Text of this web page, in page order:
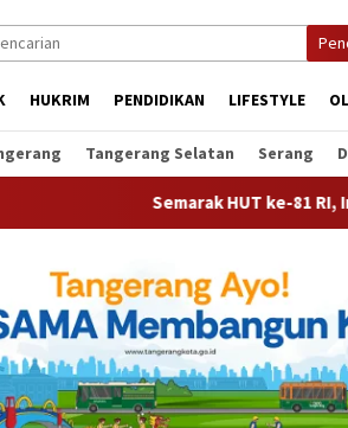
HUKRIM PENDIDIKAN LIFESTYLE
Tangerang Selatan Serang
Semarak HUT ke-81 RI, Imigrasi